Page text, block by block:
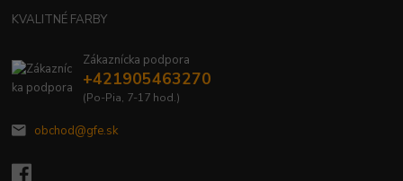
KVALITNÉ FARBY
Zákaznícka podpora
+421905463270
(Po-Pia, 7-17 hod.)
obchod@gfe.sk